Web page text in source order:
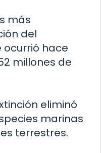
más
del
ocurrió hace
millones de
eliminó
marinas
terrestres.